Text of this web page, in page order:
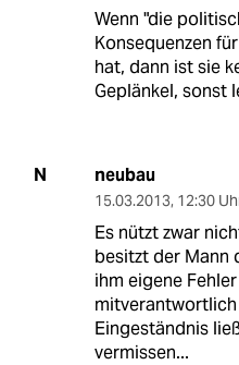
Wenn "die
Konsequenzen
hat, dann ist sie
Geplänkel, sonst
N neubau
15.03.2013, 12:30
Es nützt zwar
besitzt der Mann
ihm eigene
Eingeständnis
vermissen...